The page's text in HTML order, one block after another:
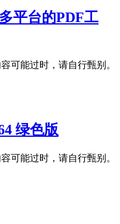
平台的PDF工
可能过时，请自行甄别。
绿色版
可能过时，请自行甄别。